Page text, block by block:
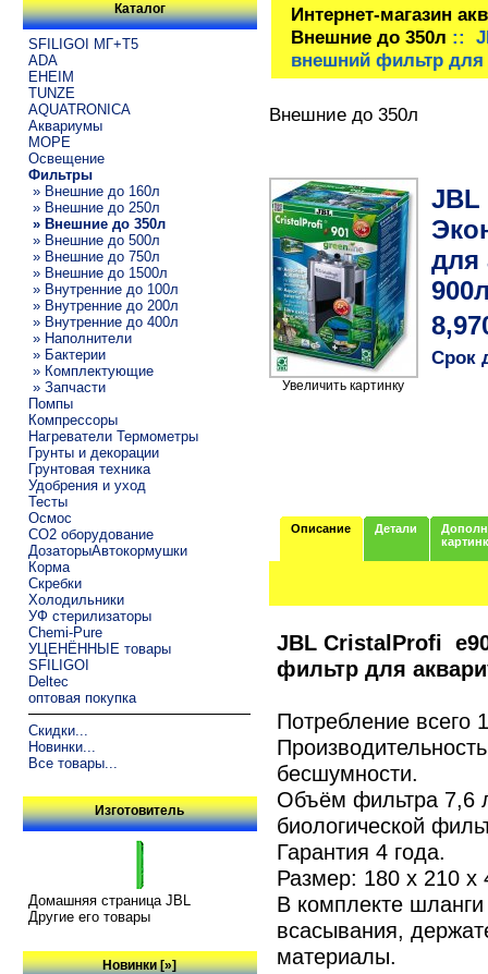
Каталог
SFILIGOI МГ+Т5
ADA
EHEIM
TUNZE
AQUATRONICA
Аквариумы
МОРЕ
Освещение
Фильтры
» Внешние до 160л
» Внешние до 250л
» Внешние до 350л
» Внешние до 500л
» Внешние до 750л
» Внешние до 1500л
» Внутренние до 100л
» Внутренние до 200л
» Внутренние до 400л
» Наполнители
» Бактерии
» Комплектующие
» Запчасти
Помпы
Компрессоры
Нагреватели Термометры
Грунты и декорации
Грунтовая техника
Удобрения и уход
Тесты
Осмос
CO2 оборудование
ДозаторыАвтокормушки
Корма
Скребки
Холодильники
УФ стерилизаторы
Chemi-Pure
УЦЕНЁННЫЕ товары
SFILIGOI
Deltec
оптовая покупка
Скидки...
Новинки...
Все товары...
Изготовитель
Домашняя страница JBL
Другие его товары
Новинки [»]
Интернет-магазин
Внешние до 350л ::
внешний фильтр для
Внешние до 350л
Увеличить картинку
JBL
для
Срок
Описание Детали
JBL CristalProfi
фильтр для
Потребление всего
бесшумности.
Объём фильтра 7,6
биологической
Гарантия 4 года.
Размер: 180 x 210 x
В комплекте
всасывания,
материалы.